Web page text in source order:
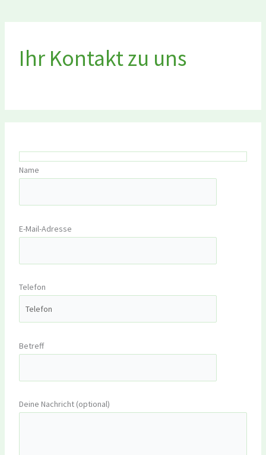
Ihr Kontakt zu uns
Name
E-Mail-Adresse
Telefon
Betreff
Deine Nachricht (optional)